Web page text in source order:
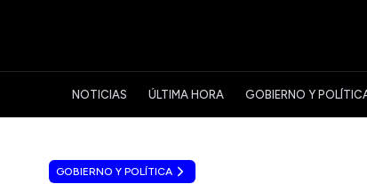
NOTICIAS ÚLTIMA HORA GOBIERNO Y
GOBIERNO Y POLÍTICA